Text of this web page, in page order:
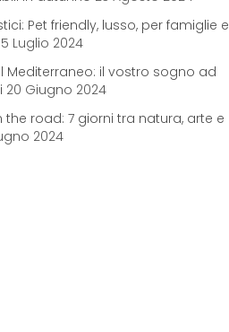
Pet friendly, lusso, per famiglie e
5 Luglio 2024
Mediterraneo: il vostro sogno ad
20 Giugno 2024
the road: 7 giorni tra natura, arte e
2024